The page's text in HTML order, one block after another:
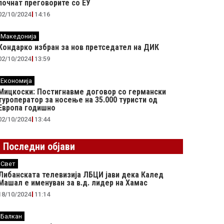
преговорите со ЕУ
10/2024 14:16
Македонија
избран за нов претседател на ДИК
10/2024 13:59
Економија
Постигнавме договор со германски
за носење на 35.000 туристи од
годишно
10/2024 13:44
Последни објави
Свет
телевизија ЛБЦИ јави дека Калед
е именуван за в.д. лидер на Хамас
10/2024 11:14
Балкан